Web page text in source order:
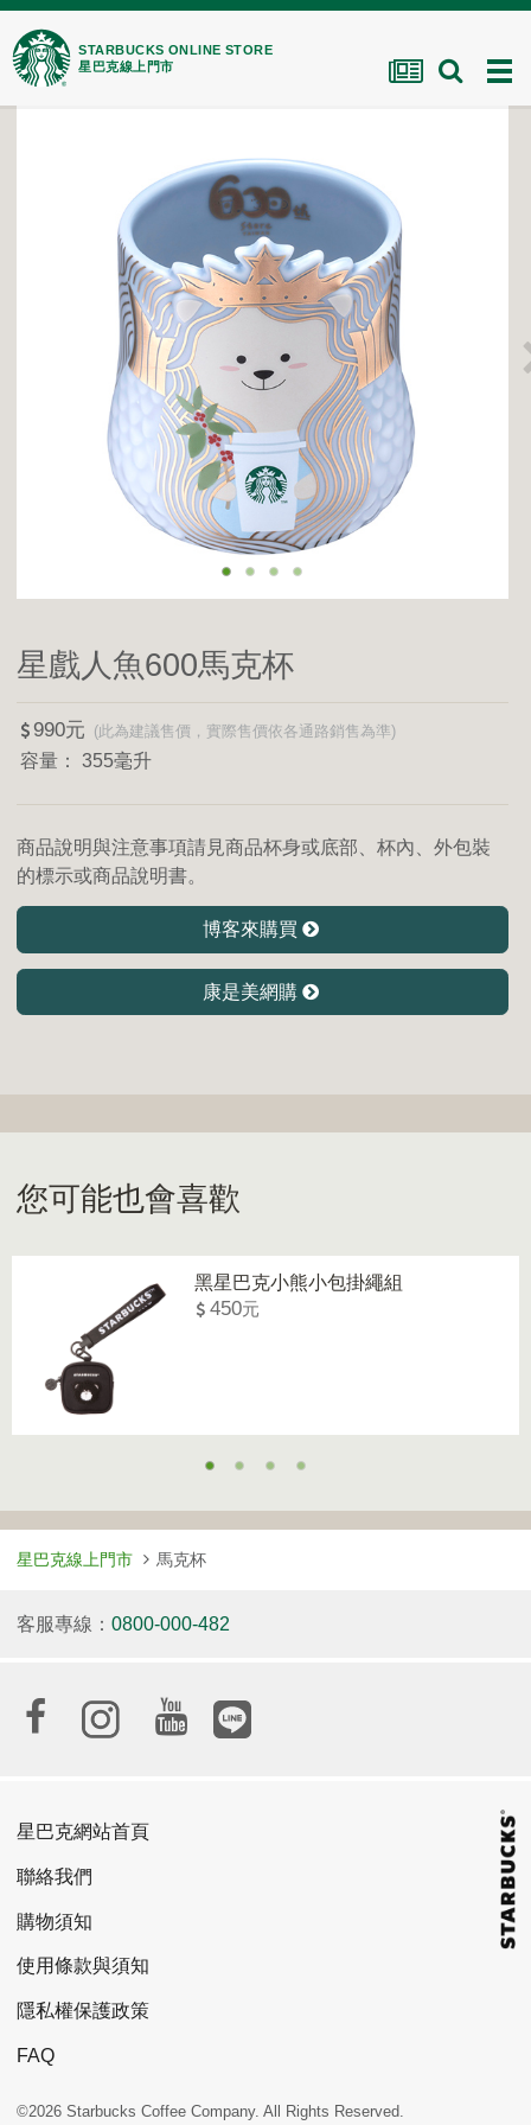
STARBUCKS ONLINE STORE
星巴克線上門市
星戲人魚600馬克杯
990
355毫升
商品說明與注意事項請見商品杯身或底部、杯內、外包裝
的標示或商品說明書。
博客來購買
康是美網購
您可能也會喜歡
黑星巴克小熊小包掛繩組
450
星巴克線上門市 馬克杯
客服專線：0800-000-482
星巴克網站首頁
聯絡我們
購物須知
使用條款與須知
隱私權保護政策
FAQ
©2026 Starbucks Coffee Company. All Rights Reserved.